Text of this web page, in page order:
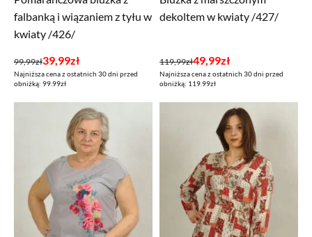
falbanką i wiązaniem z tyłu w
kwiaty /426/
99,99zł
Pierwotna
cena
39,99zł
Aktualna
cena
Najniższa cena z ostatnich 30 dni przed
obniżką: 99.99zł
dekoltem w kwiaty /427/
119,99zł
Pierwotna
cena
49,99zł
Aktualna
cena
Najniższa cena z ostatnich 30 dni przed
obniżką: 119.99zł